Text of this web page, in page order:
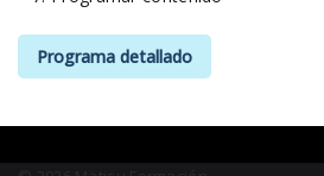
Programa detallado